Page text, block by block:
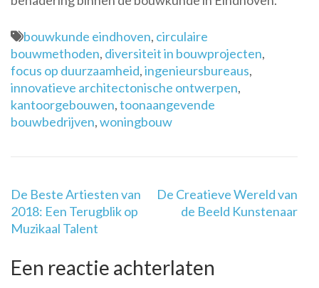
bouwkunde eindhoven, circulaire
bouwmethoden, diversiteit in bouwprojecten,
focus op duurzaamheid,ingenieursbureaus,
innovatieve architectonische ontwerpen,
kantoorgebouwen,toonaangevende
bouwbedrijven,woningbouw
Berichtnavigatie
De Beste Artiesten van
2018: Een Terugblik op
Muzikaal Talent
De Creatieve Wereld van
de Beeld Kunstenaar
Een reactie achterlaten